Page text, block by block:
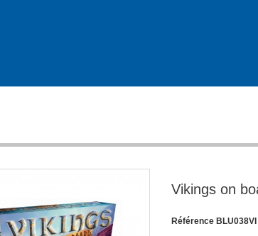
Vikings on
Référence BLU038VI